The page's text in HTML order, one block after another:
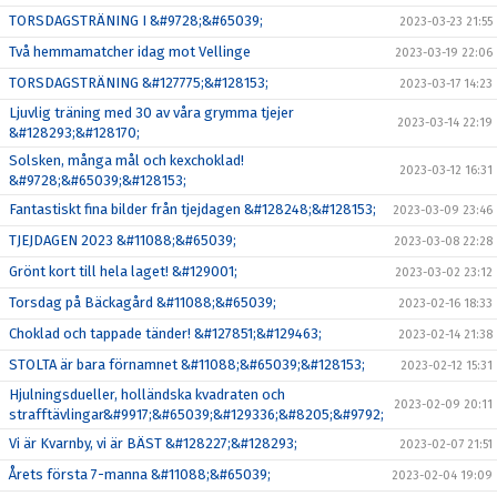
TORSDAGSTRÄNING I &#9728;&#65039; 2023-03-23 21:55
Två hemmamatcher idag mot Vellinge 2023-03-19 22:06
TORSDAGSTRÄNING &#127775;&#128153; 2023-03-17 14:23
Ljuvlig träning med 30 av våra grymma tjejer
&#128293;&#128170;
2023-03-14 22:19
Solsken, många mål och kexchoklad!
&#9728;&#65039;&#128153;
2023-03-12 16:31
Fantastiskt fina bilder från tjejdagen &#128248;&#128153; 2023-03-09 23:46
TJEJDAGEN 2023 &#11088;&#65039; 2023-03-08 22:28
Grönt kort till hela laget! &#129001; 2023-03-02 23:12
Torsdag på Bäckagård &#11088;&#65039; 2023-02-16 18:33
Choklad och tappade tänder! &#127851;&#129463; 2023-02-14 21:38
STOLTA är bara förnamnet &#11088;&#65039;&#128153; 2023-02-12 15:31
Hjulningsdueller, holländska kvadraten och
strafftävlingar&#9917;&#65039;&#129336;&#8205;&#9792;
2023-02-09 20:11
Vi är Kvarnby, vi är BÄST &#128227;&#128293; 2023-02-07 21:51
Årets första 7-manna &#11088;&#65039; 2023-02-04 19:09